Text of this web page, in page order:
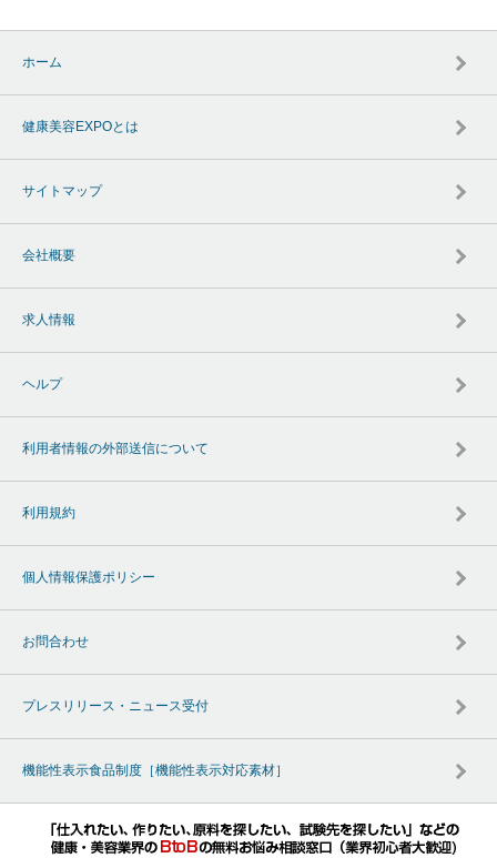
ホーム
健康美容EXPOとは
サイトマップ
会社概要
求人情報
ヘルプ
利用者情報の外部送信について
利用規約
個人情報保護ポリシー
お問合わせ
プレスリリース・ニュース受付
機能性表示食品制度［機能性表示対応素材］